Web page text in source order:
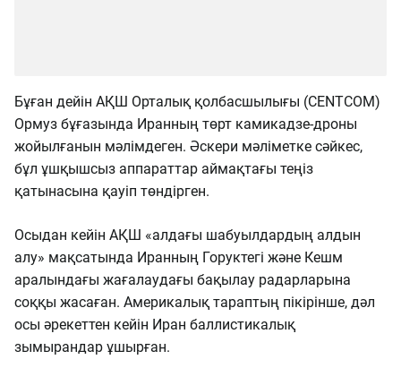
Бұған дейін АҚШ Орталық қолбасшылығы (CENTCOM)
Ормуз бұғазында Иранның төрт камикадзе-дроны
жойылғанын мәлімдеген. Әскери мәліметке сәйкес,
бұл ұшқышсыз аппараттар аймақтағы теңіз
қатынасына қауіп төндірген.
Осыдан кейін АҚШ «алдағы шабуылдардың алдын
алу» мақсатында Иранның Горуктегі және Кешм
аралындағы жағалаудағы бақылау радарларына
соққы жасаған. Америкалық тараптың пікірінше, дәл
осы әрекеттен кейін Иран баллистикалық
зымырандар ұшырған.